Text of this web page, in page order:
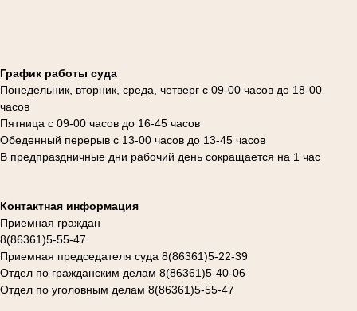
График работы суда
Понедельник, вторник, среда, четверг с 09-00 часов до 18-00
часов
Пятница с 09-00 часов до 16-45 часов
Обеденный перерыв с 13-00 часов до 13-45 часов
В предпраздничные дни рабочий день сокращается на 1 час
Контактная информация
Приемная граждан
8(86361)5-55-47
Приемная председателя суда 8(86361)5-22-39
Отдел по гражданским делам 8(86361)5-40-06
Отдел по уголовным делам 8(86361)5-55-47